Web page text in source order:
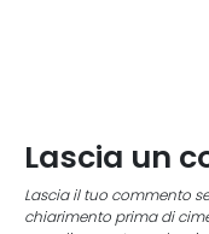
Lascia un
Lascia il tuo commento
chiarimento prima di